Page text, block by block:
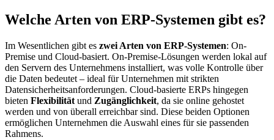
Welche Arten von ERP-Systemen gibt es?
Im Wesentlichen gibt es zwei Arten von ERP-Systemen: On-
Premise und Cloud-basiert. On-Premise-Lösungen werden lokal auf
den Servern des Unternehmens installiert, was volle Kontrolle über
die Daten bedeutet – ideal für Unternehmen mit strikten
Datensicherheitsanforderungen. Cloud-basierte ERPs hingegen
bieten Flexibilität und Zugänglichkeit, da sie online gehostet
werden und von überall erreichbar sind. Diese beiden Optionen
ermöglichen Unternehmen die Auswahl eines für sie passenden
Rahmens.